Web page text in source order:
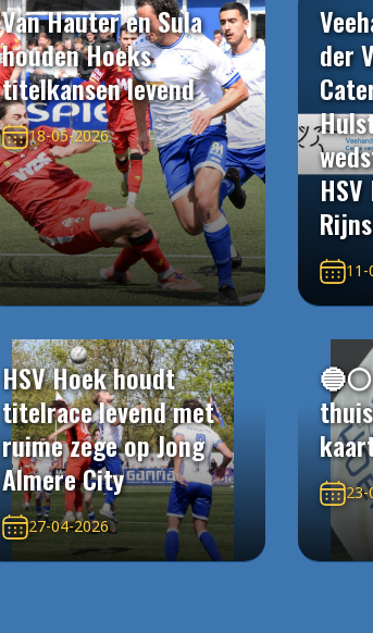
Van Hauter en Sula
houden Hoeks
titelkansen levend
18-05-2026
der
11-
HSV Hoek houdt
titelrace levend met
ruime zege op Jong
Almere City
27-04-2026
23-